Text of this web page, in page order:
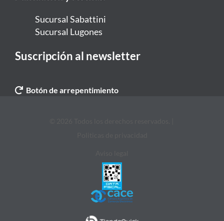
Sucursal Sabattini
Sucursal Lugones
Suscripción al newsletter
Botón de arrepentimiento